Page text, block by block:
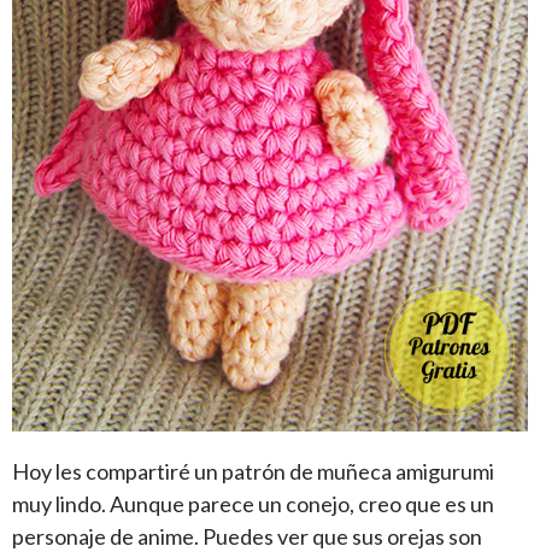
Hoy les compartiré un patrón de muñeca amigurumi
muy lindo. Aunque parece un conejo, creo que es un
personaje de anime. Puedes ver que sus orejas son